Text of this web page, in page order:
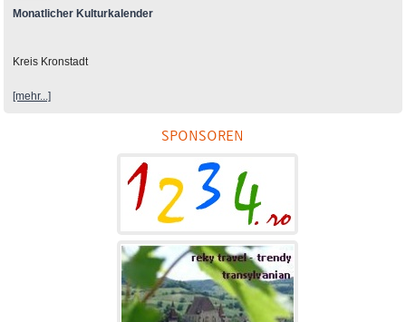
Monatlicher Kulturkalender
Kreis Kronstadt
[mehr...]
SPONSOREN